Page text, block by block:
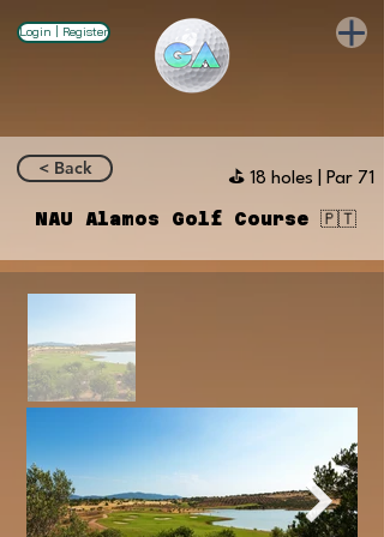
Login | Register
< Back ⛳️ 18 holes | Par 71
NAU Alamos Golf Course 🇵🇹